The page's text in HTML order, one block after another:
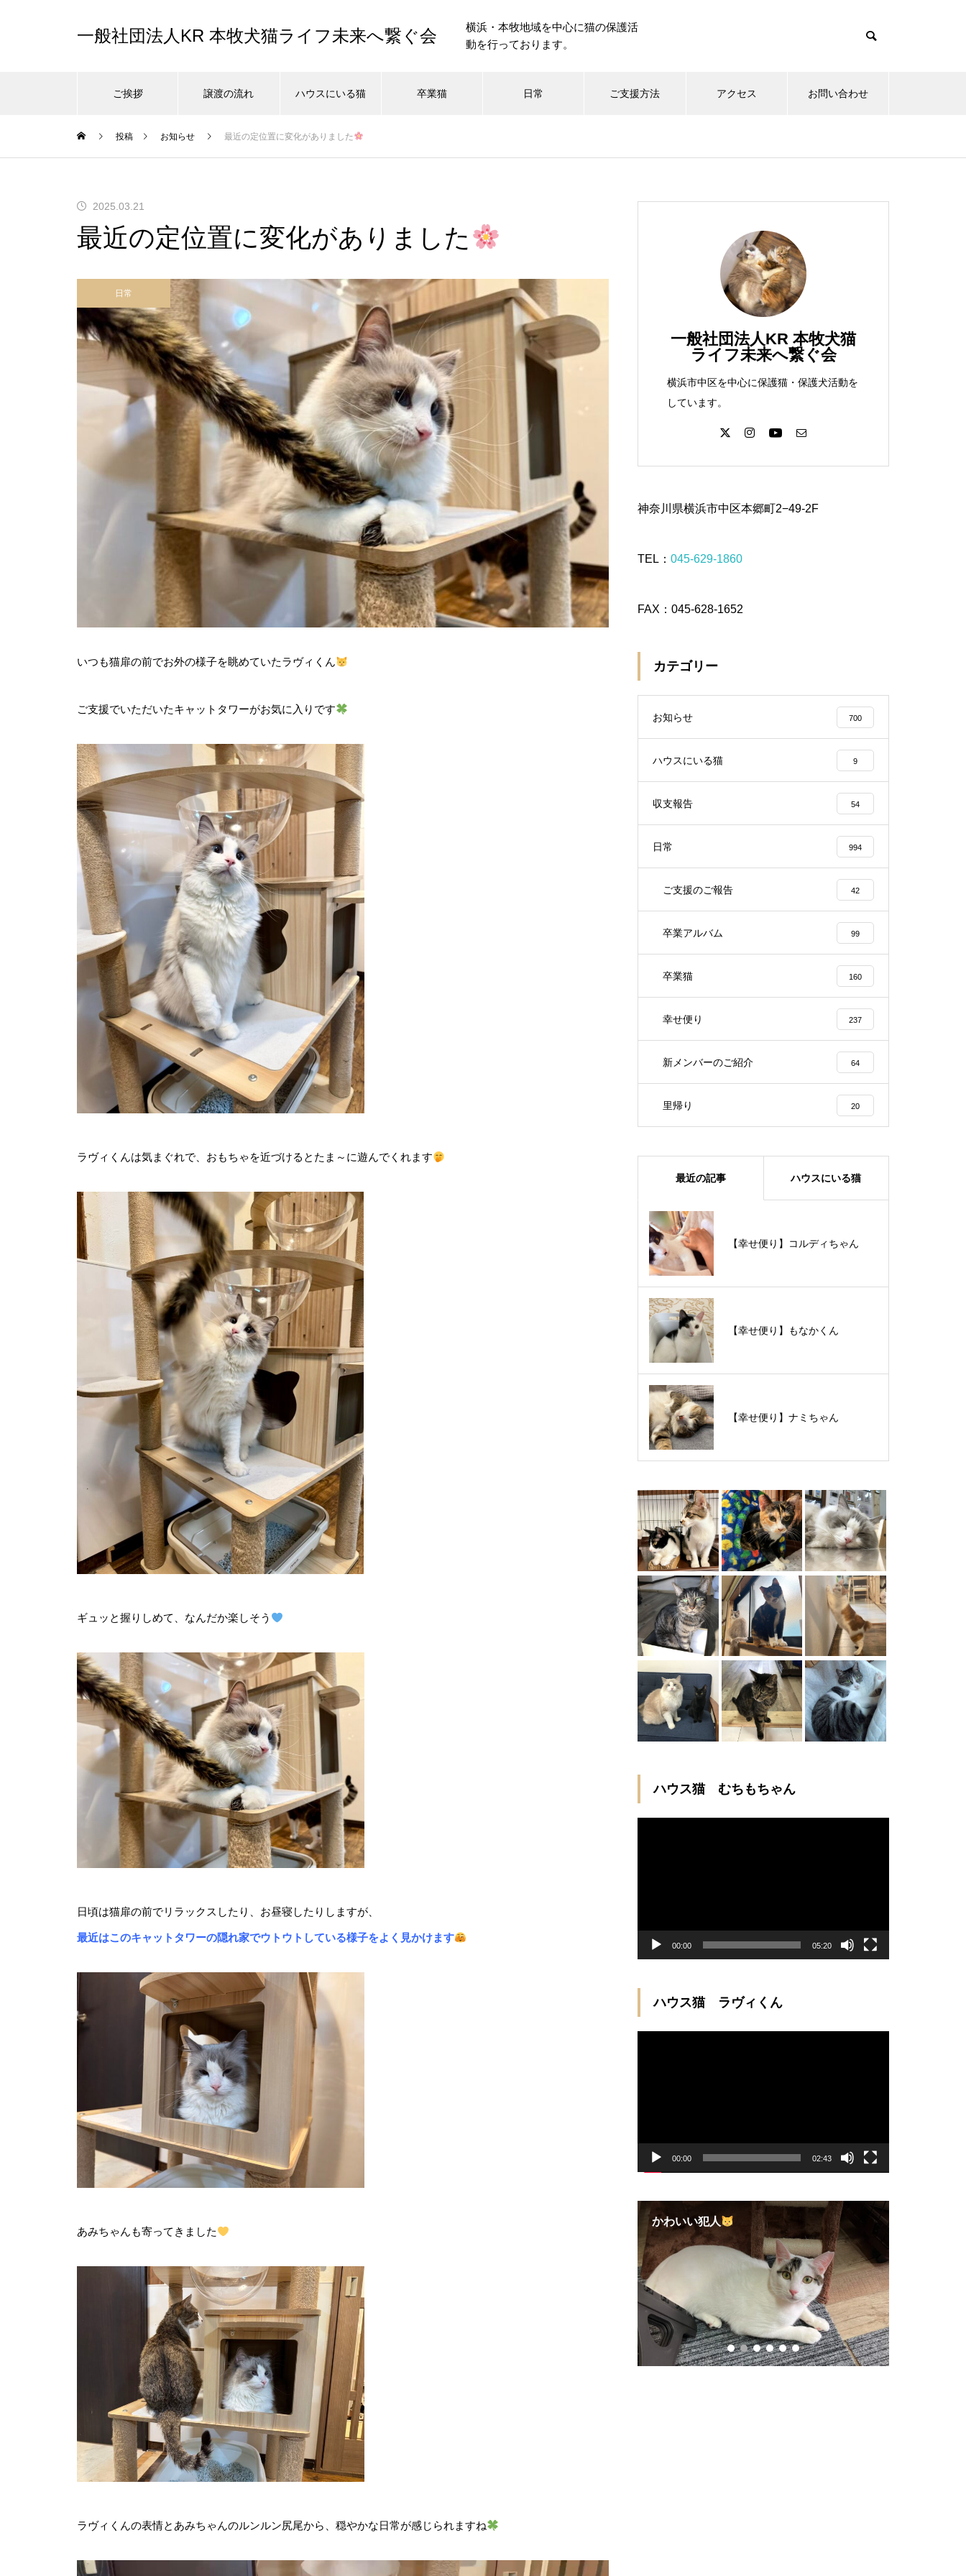
一般社団法人KR 本牧犬猫ライフ未来へ繋ぐ会
横浜・本牧地域を中心に猫の保護活
動を行っております。
ご挨拶 譲渡の流れ ハウスにいる猫 卒業猫 日常 ご支援方法 アクセス お問い合わせ
投稿 お知らせ 最近の定位置に変化がありました
2025.03.21
最近の定位置に変化がありました
日常
いつも猫扉の前でお外の様子を眺めていたラヴィくん
ご支援でいただいたキャットタワーがお気に入りです
ラヴィくんは気まぐれで、おもちゃを近づけるとたま～に遊んでくれます
ギュッと握りしめて、なんだか楽しそう
日頃は猫扉の前でリラックスしたり、お昼寝したりしますが、
最近はこのキャットタワーの隠れ家でウトウトしている様子をよく見かけます
あみちゃんも寄ってきました
ラヴィくんの表情とあみちゃんのルンルン尻尾から、穏やかな日常が感じられますね
動
一般社団法人KR 本牧犬猫
ライフ未来へ繋ぐ会
横浜市中区を中心に保護猫・保護犬活動を
しています。
神奈川県横浜市中区本郷町2−49-2F
TEL： 045-629-1860
FAX：045-628-1652
カテゴリー
お知らせ 700
ハウスにいる猫 9
収支報告 54
日常 994
ご支援のご報告 42
卒業アルバム 99
卒業猫 160
幸せ便り 237
新メンバーのご紹介 64
里帰り 20
最近の記事 ハウスにいる猫
【幸せ便り】コルディちゃん
【幸せ便り】もなかくん
【幸せ便り】ナミちゃん
【里親様募集中】メメちゃん
【里親様募集中】スンスンちゃん
【里親様募集中】タルトくん
ハウス猫 むちもちゃん
00:00 05:20
ハウス猫 ラヴィくん
00:00 02:43
かわいい犯人